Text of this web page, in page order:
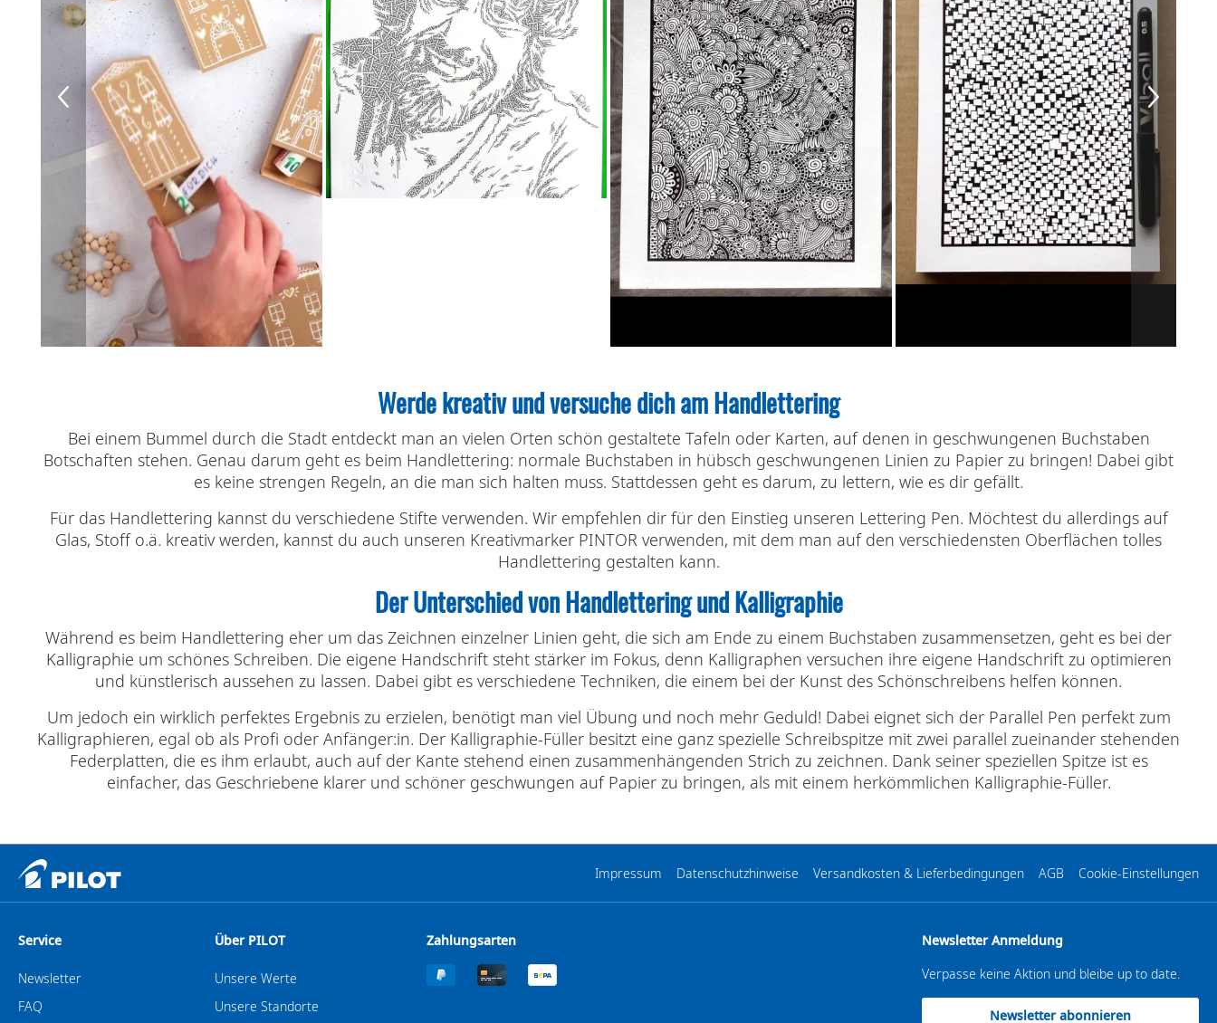
Werde kreativ und versuche dich am Handlettering
Bei einem Bummel durch die Stadt entdeckt man an vielen Orten schön gestaltete Tafeln oder Karten, auf denen in geschwungenen Buchstaben
Botschaften stehen. Genau darum geht es beim Handlettering: normale Buchstaben in hübsch geschwungenen Linien zu Papier zu bringen! Dabei gibt
es keine strengen Regeln, an die man sich halten muss. Stattdessen geht es darum, zu lettern, wie es dir gefällt.
Für das Handlettering kannst du verschiedene Stifte verwenden. Wir empfehlen dir für den Einstieg unseren Lettering Pen. Möchtest du allerdings auf
Glas, Stoff o.ä. kreativ werden, kannst du auch unseren Kreativmarker PINTOR verwenden, mit dem man auf den verschiedensten Oberflächen tolles
Handlettering gestalten kann.
Der Unterschied von Handlettering und Kalligraphie
Während es beim Handlettering eher um das Zeichnen einzelner Linien geht, die sich am Ende zu einem Buchstaben zusammensetzen, geht es bei der
Kalligraphie um schönes Schreiben. Die eigene Handschrift steht stärker im Fokus, denn Kalligraphen versuchen ihre eigene Handschrift zu optimieren
und künstlerisch aussehen zu lassen. Dabei gibt es verschiedene Techniken, die einem bei der Kunst des Schönschreibens helfen können.
Um jedoch ein wirklich perfektes Ergebnis zu erzielen, benötigt man viel Übung und noch mehr Geduld! Dabei eignet sich der Parallel Pen perfekt zum
Kalligraphieren, egal ob als Profi oder Anfänger:in. Der Kalligraphie-Füller besitzt eine ganz spezielle Schreibspitze mit zwei parallel zueinander stehenden
Federplatten, die es ihm erlaubt, auch auf der Kante stehend einen zusammenhängenden Strich zu zeichnen. Dank seiner speziellen Spitze ist es
einfacher, das Geschriebene klarer und schöner geschwungen auf Papier zu bringen, als mit einem herkömmlichen Kalligraphie-Füller.
Impressum Datenschutzhinweise Versandkosten & Lieferbedingungen AGB Cookie-Einstellungen
Newsletter Anmeldung
Verpasse keine Aktion und bleibe up to date.
Newsletter abonnieren
Service
Newsletter
FAQ
Über PILOT
Unsere Werte
Unsere Standorte
Zahlungsarten